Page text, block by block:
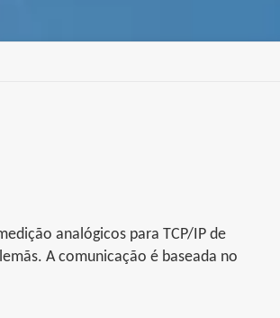
analógicos para TCP/IP de
A comunicação é baseada no